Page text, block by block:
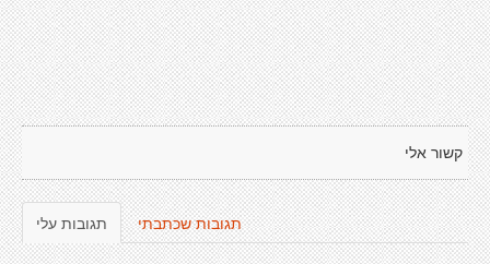
קשור אלי
תגובות עלי תגובות שכתבתי